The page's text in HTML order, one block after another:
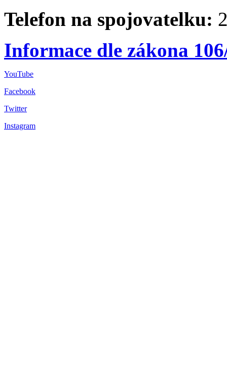
Telefon na spojovatelku:
Informace dle zákona
YouTube
Facebook
Twitter
Instagram